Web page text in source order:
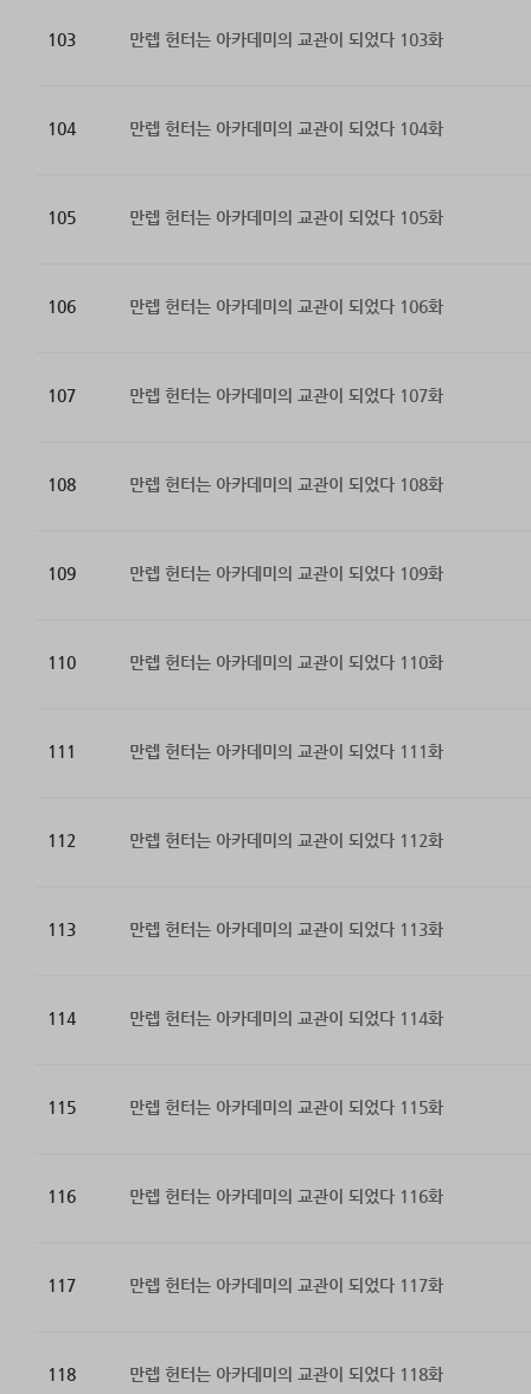
103 만렙 헌터는 아카데미의 교관이 되었다 103화
104 만렙 헌터는 아카데미의 교관이 되었다 104화
105 만렙 헌터는 아카데미의 교관이 되었다 105화
106 만렙 헌터는 아카데미의 교관이 되었다 106화
107 만렙 헌터는 아카데미의 교관이 되었다 107화
108 만렙 헌터는 아카데미의 교관이 되었다 108화
109 만렙 헌터는 아카데미의 교관이 되었다 109화
110 만렙 헌터는 아카데미의 교관이 되었다 110화
111 만렙 헌터는 아카데미의 교관이 되었다 111화
112 만렙 헌터는 아카데미의 교관이 되었다 112화
113 만렙 헌터는 아카데미의 교관이 되었다 113화
114 만렙 헌터는 아카데미의 교관이 되었다 114화
115 만렙 헌터는 아카데미의 교관이 되었다 115화
116 만렙 헌터는 아카데미의 교관이 되었다 116화
117 만렙 헌터는 아카데미의 교관이 되었다 117화
118 만렙 헌터는 아카데미의 교관이 되었다 118화